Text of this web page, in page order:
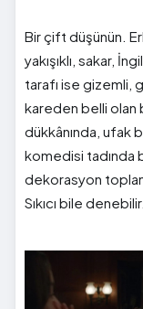
Bir çift düşünün.
yakışıklı, sakar,
tarafı ise gizemli,
kareden belli olan
dükkânında, ufak
komedisi tadında
dekorasyon
Sıkıcı bile denebilir.